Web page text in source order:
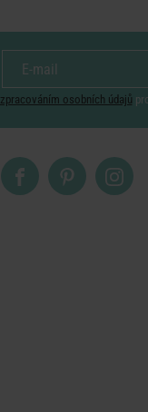
zpracováním osobních údajů